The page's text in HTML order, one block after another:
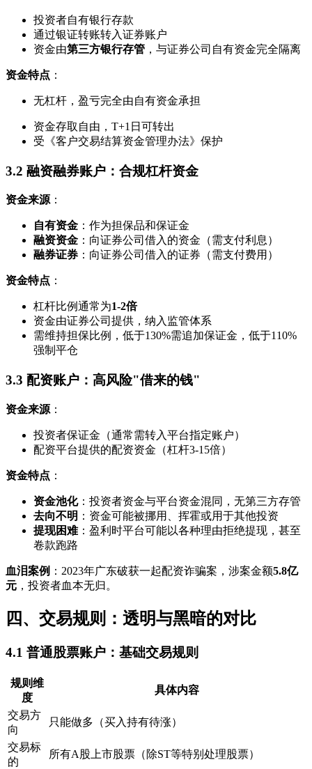
投资者自有银行存款
通过银证转账转入证券账户
资金由第三方银行存管 ，与证券公司自有资金完全隔离
资金特点 ：
无杠杆，盈亏完全由自有资金承担
资金存取自由，T+1日可转出
受《客户交易结算资金管理办法》保护
3.2 融资融券账户：合规杠杆资金
资金来源：
自有资金 ：作为担保品和保证金
融资资金 ：向证券公司借入的资金（需支付利息）
融券证券 ：向证券公司借入的证券（需支付费用）
资金特点 ：
杠杆比例通常为1-2倍
资金由证券公司提供，纳入监管体系
需维持担保比例，低于130%需追加保证金，低于110%
强制平仓
3.3 配资账户：高风险"借来的钱"
资金来源 ：
投资者保证金（通常需转入平台指定账户）
配资平台提供的配资资金（杠杆3-15倍）
资金特点 ：
资金池化：投资者资金与平台资金混同，无第三方存管
去向不明 ：资金可能被挪用、挥霍或用于其他投资
提现困难：盈利时平台可能以各种理由拒绝提现，甚至
卷款跑路
血泪案例 ：2023年广东破获一起配资诈骗案，涉案金额5.8亿
元 ，投资者血本无归。
四、交易规则：透明与黑暗的对比
4.1 普通股票账户：基础交易规则
规则维
度
具体内容
交易方
向
只能做多（买入持有待涨）
交易标
的
所有A股上市股票（除ST等特别处理股票）